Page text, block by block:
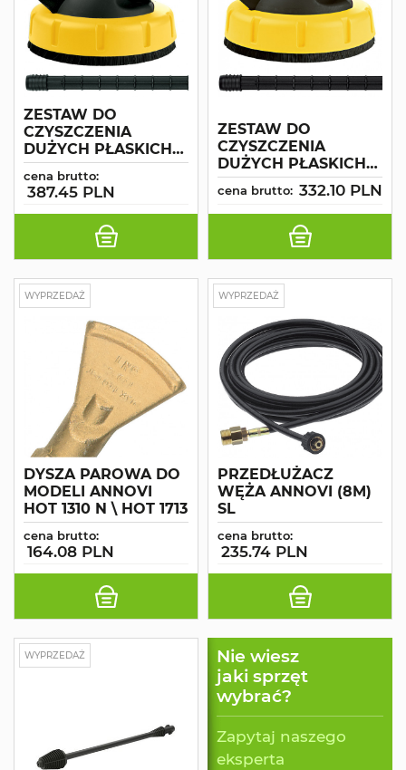
ZESTAW DO
CZYSZCZENIA
DUŻYCH PŁASKICH
POWIERZCHNI ZE
ZBIORNIKIEM NA
CHEMIĘ ANNOVI
cena brutto:
387.45 PLN
ZESTAW DO
CZYSZCZENIA
DUŻYCH PŁASKICH
POWIERZCHNI
(M22X1,5)
cena brutto: 332.10 PLN
WYPRZEDAŻ
DYSZA PAROWA DO
MODELI ANNOVI
HOT 1310 N \ HOT 1713
cena brutto:
164.08 PLN
WYPRZEDAŻ
PRZEDŁUŻACZ
WĘŻA ANNOVI (8M)
SL
cena brutto:
235.74 PLN
WYPRZEDAŻ
Nie wiesz
jaki sprzęt
wybrać?
Zapytaj naszego
eksperta